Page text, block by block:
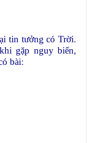
tin tưởng có Trời.
gặp nguy biến,
bài: